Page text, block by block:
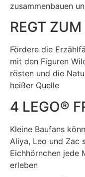
zusammenbauen
REGT
Fördere die
mit den Figuren
rösten und die
heißer Quelle
4 LEGO®
Kleine Baufans
Aliya, Leo und Zac
Eichhörnchen jede
erleben